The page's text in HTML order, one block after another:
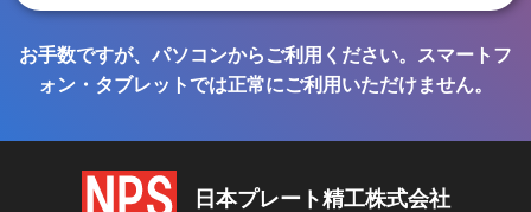
お手数ですが、パソコンからご利用ください。スマートフ
ォン・タブレットでは正常にご利用いただけません。
日本プレート精工株式会社